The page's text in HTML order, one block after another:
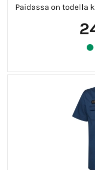
Paidassa on todella